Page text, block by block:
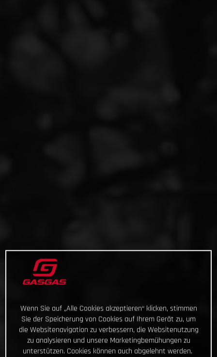
Wenn Sie auf „Alle Cookies akzeptieren“ klicken, stimmen
Sie der Speicherung von Cookies auf Ihrem Gerät zu, um
die Websitenavigation zu verbessern, die Websitenutzung
zu analysieren und unsere Marketingbemühungen zu
unterstützen. Cookies können auch abgelehnt werden.